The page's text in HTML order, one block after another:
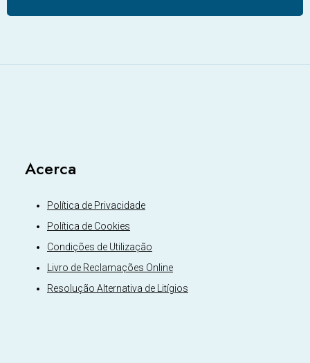
Acerca
Política de Privacidade
Política de Cookies
Condições de Utilização
Livro de Reclamações Online
Resolução Alternativa de Litígios